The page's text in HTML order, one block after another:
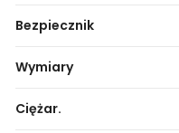
Bezpiecznik
Wymiary
Ciężar.